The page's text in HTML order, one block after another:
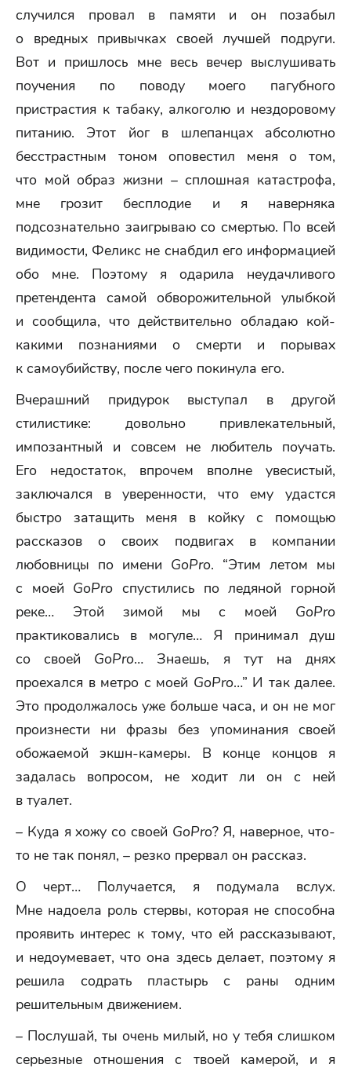
случился провал в памяти и он позабыл
о вредных привычках своей лучшей подруги.
Вот и пришлось мне весь вечер выслушивать
поучения по поводу моего пагубного
пристрастия к табаку, алкоголю и нездоровому
питанию. Этот йог в шлепанцах абсолютно
бесстрастным тоном оповестил меня о том,
что мой образ жизни – сплошная катастрофа,
мне грозит бесплодие и я наверняка
подсознательно заигрываю со смертью. По всей
видимости, Феликс не снабдил его информацией
обо мне. Поэтому я одарила неудачливого
претендента самой обворожительной улыбкой
и сообщила, что действительно обладаю кой-
какими познаниями о смерти и порывах
к самоубийству, после чего покинула его.
Вчерашний придурок выступал в другой
стилистике: довольно привлекательный,
импозантный и совсем не любитель поучать.
Его недостаток, впрочем вполне увесистый,
заключался в уверенности, что ему удастся
быстро затащить меня в койку с помощью
рассказов о своих подвигах в компании
любовницы по имени GoPro. “Этим летом мы
с моей GoPro спустились по ледяной горной
реке… Этой зимой мы с моей GoPro
практиковались в могуле… Я принимал душ
со своей GoPro… Знаешь, я тут на днях
проехался в метро с моей GoPro…” И так далее.
Это продолжалось уже больше часа, и он не мог
произнести ни фразы без упоминания своей
обожаемой экшн-камеры. В конце концов я
задалась вопросом, не ходит ли он с ней
в туалет.
– Куда я хожу со своей GoPro? Я, наверное, что-
то не так понял, – резко прервал он рассказ.
О черт… Получается, я подумала вслух.
Мне надоела роль стервы, которая не способна
проявить интерес к тому, что ей рассказывают,
и недоумевает, что она здесь делает, поэтому я
решила содрать пластырь с раны одним
решительным движением.
– Послушай, ты очень милый, но у тебя слишком
серьезные отношения с твоей камерой, и я